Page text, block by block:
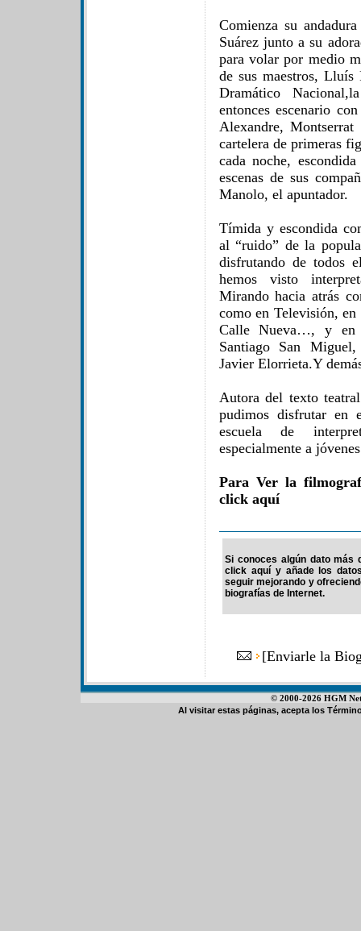
Comienza su
Suárez junto a su
para volar por medio
de sus maestros, Lluís
Dramático
entonces escenario
Alexandre,
cartelera de primeras
cada noche,
escenas de sus
Manolo, el apuntador.
Tímida y escondida
al “ruido” de la
disfrutando de todos
hemos visto
Mirando hacia atrás
como en Televisión,
Calle Nueva…, y en
Santiago San
Javier Elorrieta.Y
Autora del texto
pudimos disfrutar en
escuela de
especialmente a
Para Ver la
click aquí
Si conoces algún dato más
click aquí y añade los
seguir mejorando y
biografías de Internet.
[Enviarle la
© 2000-2026 HGM
Al visitar estas páginas, acepta los